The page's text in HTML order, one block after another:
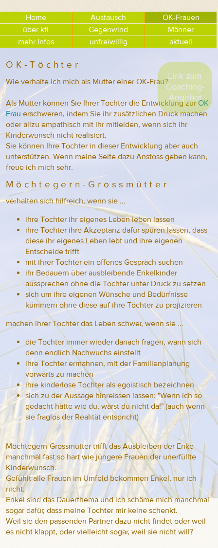
Home Austausch
OK-Frauen
über kfl
Gegenwind
Männer
mehr Infos
unfreiwillig aktuell
OK-Töchter
Link zum
Coaching-
Angebot
Wie verhalte ich mich als Mutter einer OK-Frau?
Als Mutter können Sie Ihrer Tochter die Entwicklung zurOK-
Frau erschweren, indem Sie ihr zusätzlichen Druck machen
oder allzu empathisch mit ihr mitleiden, wenn sich ihr
Kinderwunsch nicht realisiert.
Sie können Ihre Tochter in dieser Entwicklung aber auch
unterstützen. Wenn meine Seite dazu Anstoss geben kann,
freue ich mich sehr.
Möchtegern-Grossmütter
verhalten sich hilfreich, wenn sie ...
ihre Tochter ihr eigenes Leben leben lassen
ihre Tochter ihre Akzeptanz dafür spüren lassen, dass
diese ihr eigenes Leben lebt und ihre eigenen
Entscheide trifft
mit ihrer Tochter ein offenes Gespräch suchen
ihr Bedauern über ausbleibende Enkelkinder
aussprechen ohne die Tochter unter Druck zu setzen
sich um ihre eigenen Wünsche und Bedürfnisse
kümmern ohne diese auf ihre Töchter zu projizieren
machen ihrer Tochter das Leben schwer, wenn sie ...
die Tochter immer wieder danach fragen, wann sich
denn endlich Nachwuchs einstellt
ihre Tochter ermahnen, mit der Familienplanung
vorwärts zu machen
ihre kinderlose Tochter als egoistisch bezeichnen
sich zu der Aussage hinreissen lassen: "Wenn ich so
gedacht hätte wie du, wärst du nicht da!" (auch wenn
sie fraglos der Realität entspricht)
Möchtegern-Grossmütter trifft das Ausbleiben der Enke
manchmal fast so hart wie jüngere Frauen der unerfüllte
Kinderwunsch.
Gefühlt alle Frauen im Umfeld bekommen Enkel, nur ich
nicht.
Enkel sind das Dauerthema und ich schäme mich manchmal
sogar dafür, dass meine Tochter mir keine schenkt.
Weil sie den passenden Partner dazu nicht findet oder weil
es nicht klappt, oder vielleicht sogar, weil sie nicht will?